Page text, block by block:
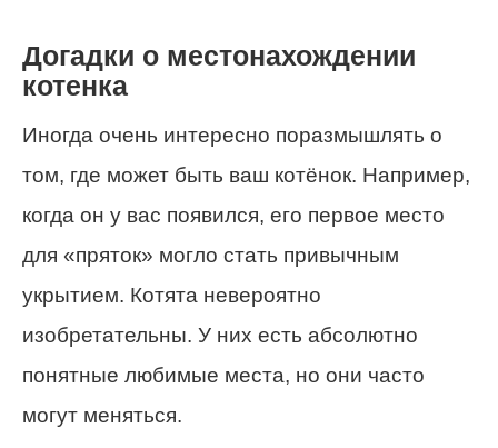
Догадки о местонахождении
котенка
Иногда очень интересно поразмышлять о
том, где может быть ваш котёнок. Например,
когда он у вас появился, его первое место
для «пряток» могло стать привычным
укрытием. Котята невероятно
изобретательны. У них есть абсолютно
понятные любимые места, но они часто
могут меняться.